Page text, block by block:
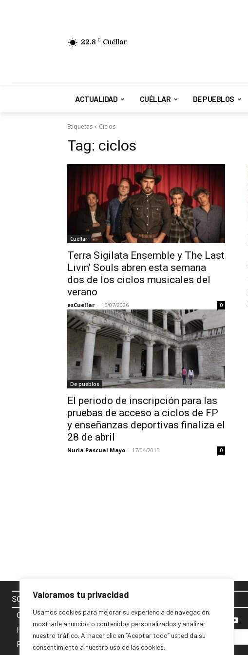
Valoramos tu privacidad
Usamos cookies para mejorar su experiencia de navegación,
mostrarle anuncios o contenidos personalizados y analizar
nuestro tráfico. Al hacer clic en “Aceptar todo” usted da su
consentimiento a nuestro uso de las cookies.
22.8 C Cuéllar
ACTUALIDAD CUÉLLAR DE PUEBLOS
Etiquetas Ciclos
Tag: ciclos
Cuéllar
Terra Sigilata Ensemble y The Last
Livin’ Souls abren esta semana
dos de los ciclos musicales del
verano
esCuellar - 15/07/2026 0
De pueblos
El periodo de inscripción para las
pruebas de acceso a ciclos de FP
y enseñanzas deportivas finaliza el
28 de abril
Nuria Pascual Mayo - 17/04/2015 0
SOBRE NOSOTROS
Contacto
Política de cookies
Privacidad y Aviso Legal